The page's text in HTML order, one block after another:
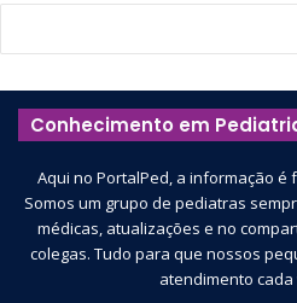
Conhecimento em
Aqui no PortalPed, a informação
Somos um grupo de pediatras
médicas, atualizações e no
colegas. Tudo para que nossos
atendimento